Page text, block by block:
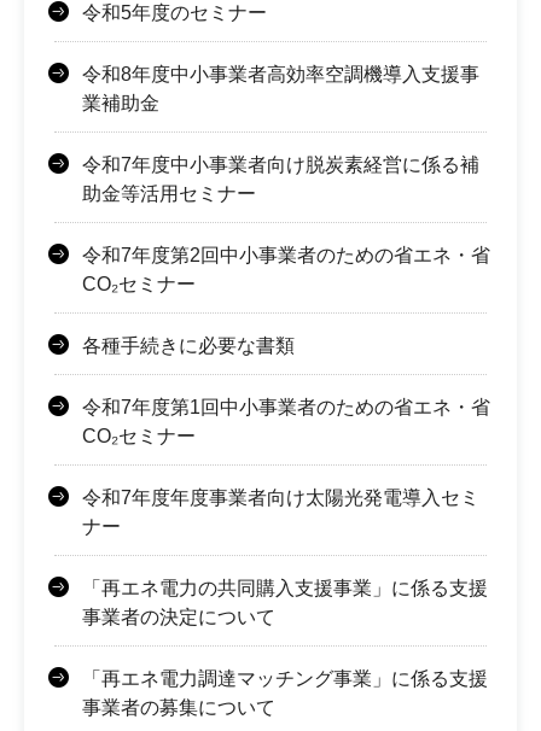
令和5年度のセミナー
令和8年度中小事業者高効率空調機導入支援事
業補助金
令和7年度中小事業者向け脱炭素経営に係る補
助金等活用セミナー
令和7年度第2回中小事業者のための省エネ・省
CO₂セミナー
各種手続きに必要な書類
令和7年度第1回中小事業者のための省エネ・省
CO₂セミナー
令和7年度年度事業者向け太陽光発電導入セミ
ナー
「再エネ電力の共同購入支援事業」に係る支援
事業者の決定について
「再エネ電力調達マッチング事業」に係る支援
事業者の募集について